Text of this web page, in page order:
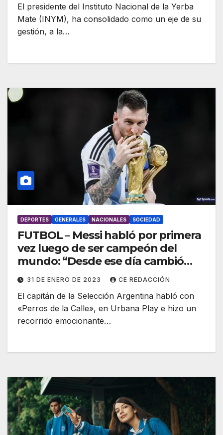
El presidente del Instituto Nacional de la Yerba
Mate (INYM), ha consolidado como un eje de su
gestión, a la…
DEPORTES GENERALES NACIONALES SOCIEDAD
FUTBOL – Messi habló por primera
vez luego de ser campeón del
mundo: “Desde ese día cambió
todo para mí”
31 DE ENERO DE 2023 CE REDACCIÓN
El capitán de la Selección Argentina habló con
«Perros de la Calle», en Urbana Play e hizo un
recorrido emocionante…